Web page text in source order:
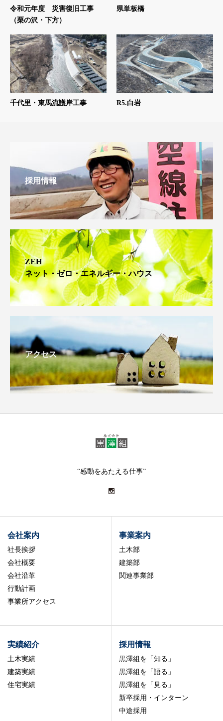
令和元年度 災害復旧工事
（栗の沢・下方）
県単板橋
千代里・東馬流護岸工事 R5.白岩
採用情報
ZEH
ネット・ゼロ・エネルギー・ハウス
アクセス
“感動をあたえる仕事”
会社案内
社長挨拶
会社概要
会社沿革
行動計画
事業所アクセス
事業案内
土木部
建築部
関連事業部
実績紹介
土木実績
建築実績
住宅実績
採用情報
黒澤組を「知る」
黒澤組を「語る」
黒澤組を「見る」
新卒採用・インターン
中途採用